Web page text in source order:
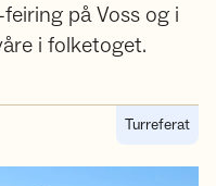
på Voss og i
i folketoget.
Turreferat